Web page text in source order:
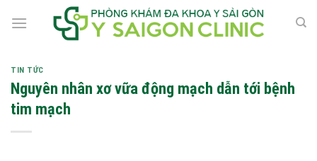
TIN TỨC
Nguyên nhân xơ vữa động mạch dẫn tới bệnh
tim mạch